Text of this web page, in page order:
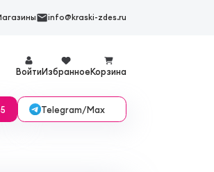
info@kraski-zdes.ru
ВойтиИзбранноеКорзина
Telegram/Max